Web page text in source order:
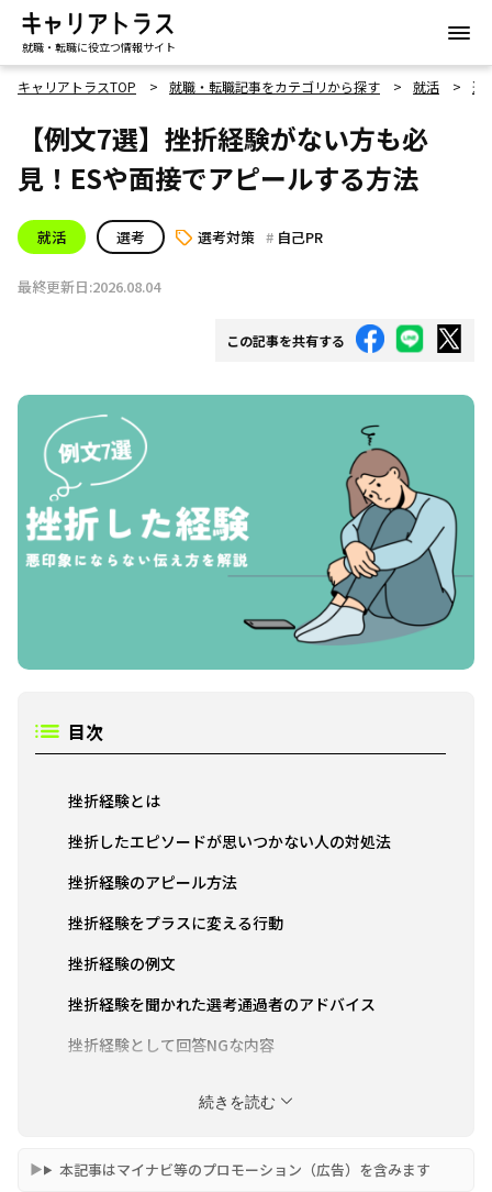
就職・転職に役立つ情報サイト
キャリアトラスTOP 就職・転職記事をカテゴリから探す 就活 選
【例文7選】挫折経験がない方も必
見！ESや面接でアピールする方法
就活 選考 選考対策 自己PR
最終更新日:2026.08.04
この記事を共有する
目次
挫折経験とは
挫折したエピソードが思いつかない人の対処法
挫折経験のアピール方法
挫折経験をプラスに変える行動
挫折経験の例文
挫折経験を聞かれた選考通過者のアドバイス
挫折経験として回答NGな内容
続きを読む
本記事はマイナビ等のプロモーション（広告）を含みます